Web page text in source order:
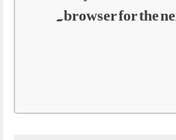
browser for the